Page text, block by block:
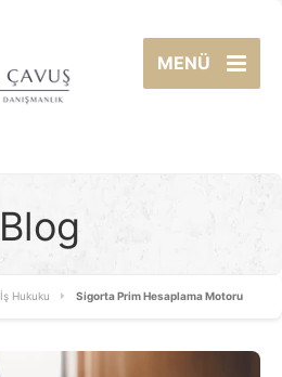
MENÜ
Blog
İş Hukuku Sigorta Prim Hesaplama Motoru